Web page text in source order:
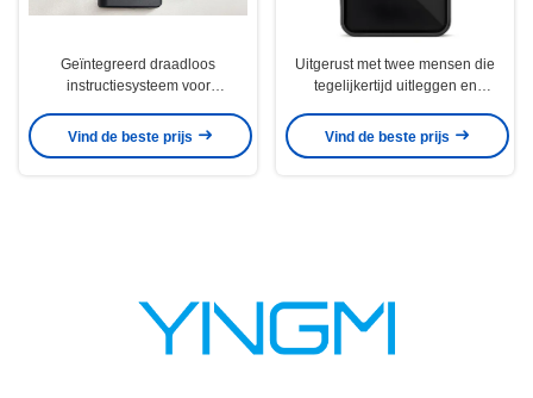
Geïntegreerd draadloos
instructiesysteem voor
Vind de beste prijs
Uitgerust met twee mensen die
tegelijkertijd uitleggen en
geluidsreductie chip
Vind de beste prijs